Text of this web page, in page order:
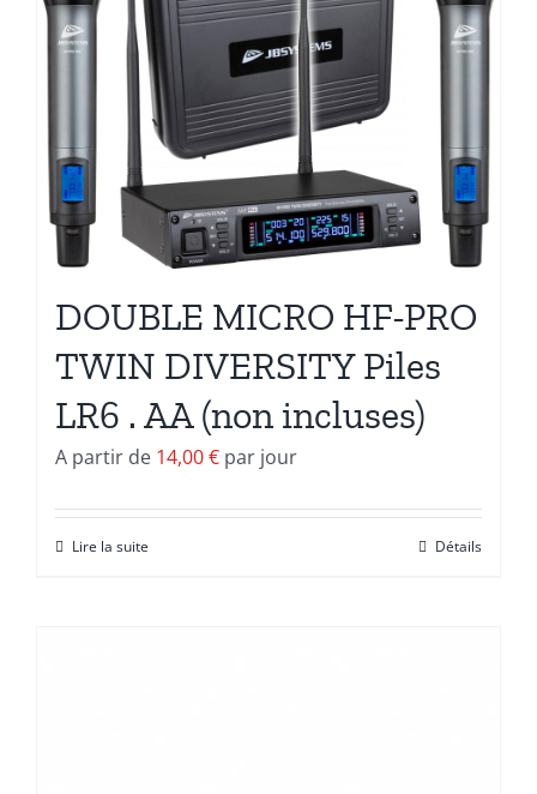
DOUBLE MICRO HF-PRO
TWIN DIVERSITY Piles
LR6 . AA (non incluses)
A partir de 14,00€ par jour
Lire la suite Détails